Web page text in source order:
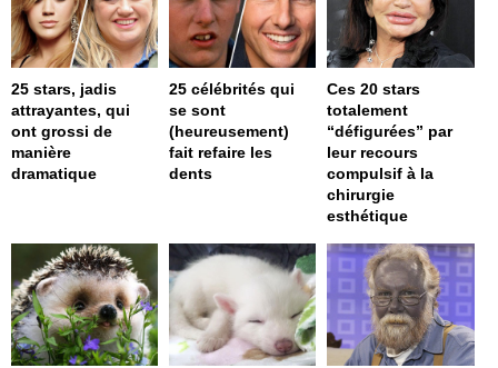
25 stars, jadis
attrayantes, qui
ont grossi de
manière
dramatique
25 célébrités qui
se sont
(heureusement)
fait refaire les
dents
Ces 20 stars
totalement
“défigurées” par
leur recours
compulsif à la
chirurgie
esthétique